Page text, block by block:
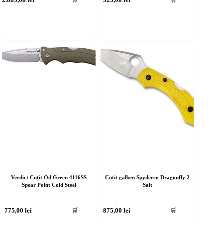
Verdict Cuțit Od Green 4116SS
Spear Point Cold Steel
775,00 lei 🛒
Cuțit galben Spyderco Dragonfly 2
Salt
875,00 lei 🛒